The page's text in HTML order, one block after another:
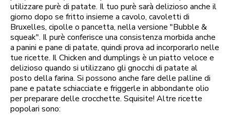
utilizzare purè di patate. Il tuo purè sarà delizioso anche il
giorno dopo se fritto insieme a cavolo, cavoletti di
Bruxelles, cipolle o pancetta, nella versione "Bubble &
squeak". Il purè conferisce una consistenza morbida anche
a panini e pane di patate, quindi prova ad incorporarlo nelle
tue ricette. Il Chicken and dumplings è un piatto veloce e
delizioso quando si utilizzano gli gnocchi di patate al
posto della farina. Si possono anche fare delle palline di
pane e patate schiacciate e friggerle in abbondante olio
per preparare delle crocchette. Squisite! Altre ricette
popolari sono: